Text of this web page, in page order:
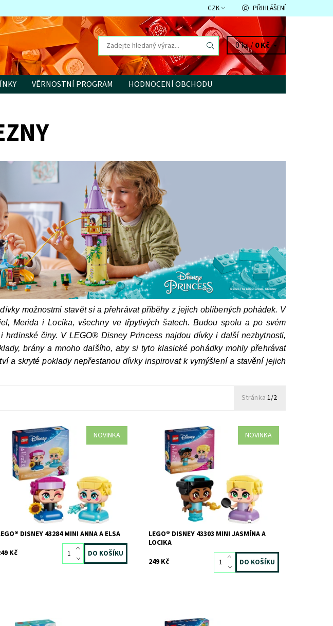
CZK PŘIHLÁŠENÍ
0 ks /0 Kč
VĚRNOSTNÍ PROGRAM
HODNOCENÍ OBCHODU
možnostmi stavět si a přehrávat příběhy z jejich oblíbených pohádek. V
Merida i Locika, všechny ve třpytivých šatech. Budou spolu a po svém
hrdinské činy. V LEGO® Disney Princess najdou dívky i další nezbytnosti,
brány a mnoho dalšího, aby si tyto klasické pohádky mohly přehrávat
a skryté poklady nepřestanou dívky inspirovat k vymýšlení a stavění jejich
Stránka 1/2
NOVINKA
Potěšte děti od 5 let stavebnicí LEGO® ǀ
Disney Ledové království Mini Anna a Elsa
(43284). Postavičky Elsa a Anna jsou
navrženy tak, aby...
Dostupnost:
Skladem
>3 ks
12803
LEGO
DISNEY 43284 MINI ANNA A ELSA
Kč
NOVINKA
Potěšte děti od 5 let stavebnicí LEGO® ǀ
Disney Princess Mini Jasmína a Locika
(43303). Filmové postavy Jasmína a Locika
s doplňky v podobě...
Dostupnost:
Skladem
>3 ks
12806
LEGO
LEGO® DISNEY 43303 MINI JASMÍNA A
LOCIKA
249 Kč